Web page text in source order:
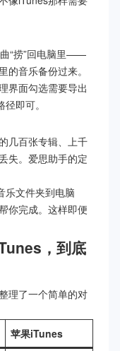
“捞”回电脑里——
的音乐备份过来。
界面勾选需要导出
即可。
几百张专辑、上千
失。爱思助手的定
乐文件夹到电脑
你完成。这样即便
，到底
理了一个简单的对
苹果iTunes